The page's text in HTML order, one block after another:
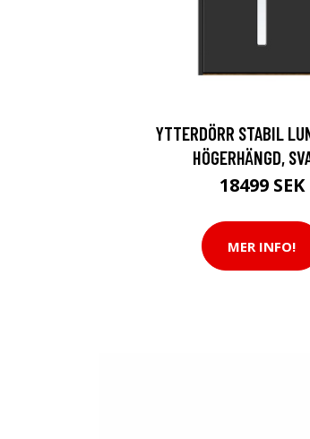
YTTERDÖRR STABIL
HÖGERHÄNGD,
18499 SEK
MER INFO!